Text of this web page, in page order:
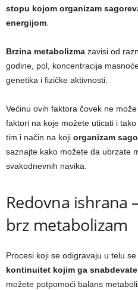
stopu kojom organizam
energijom.
Brzina metabolizma zavisi od
godine, pol, koncentracija
genetika i fizičke aktivnosti.
Većinu ovih faktora čovek ne
faktori na koje možete uticati i tako
tim i način na koji organizam
saznajte kako možete da ubrzate
svakodnevnih navika.
Redovna ishrana
brz metabolizam
Procesi koji se odigravaju u telu
kontinuitet kojim ga
možete potpomoći balans